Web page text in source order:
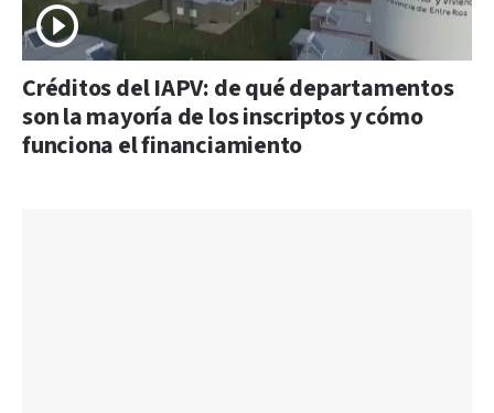
Créditos del IAPV: de qué departamentos
son la mayoría de los inscriptos y cómo
funciona el financiamiento